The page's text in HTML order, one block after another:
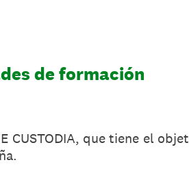
de formación
CUSTODIA, que tiene el